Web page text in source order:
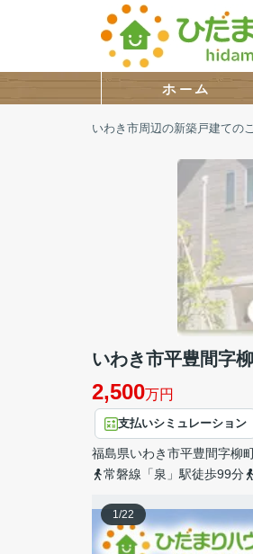
ホーム
いわき市周辺の新築戸建ての
いわき市平豊間字
2,500万円
支払いシミュレーション
福島県いわき市平豊間字柳
常磐線「泉」駅徒歩99分
1/22